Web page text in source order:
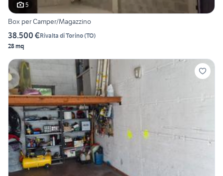
5
Box per Camper/Magazzino
38.500 €Rivalta di Torino(TO)
28 mq